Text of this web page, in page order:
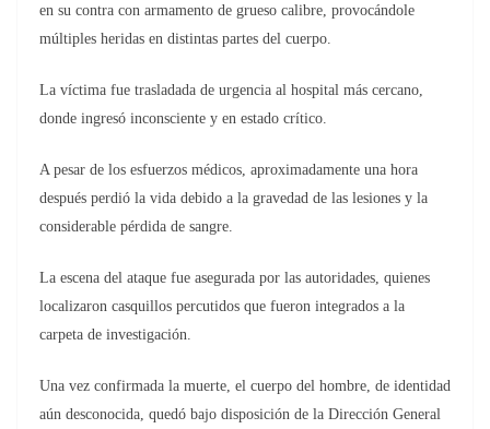
en su contra con armamento de grueso calibre, provocándole
múltiples heridas en distintas partes del cuerpo.
La víctima fue trasladada de urgencia al hospital más cercano,
donde ingresó inconsciente y en estado crítico.
A pesar de los esfuerzos médicos, aproximadamente una hora
después perdió la vida debido a la gravedad de las lesiones y la
considerable pérdida de sangre.
La escena del ataque fue asegurada por las autoridades, quienes
localizaron casquillos percutidos que fueron integrados a la
carpeta de investigación.
Una vez confirmada la muerte, el cuerpo del hombre, de identidad
aún desconocida, quedó bajo disposición de la Dirección General